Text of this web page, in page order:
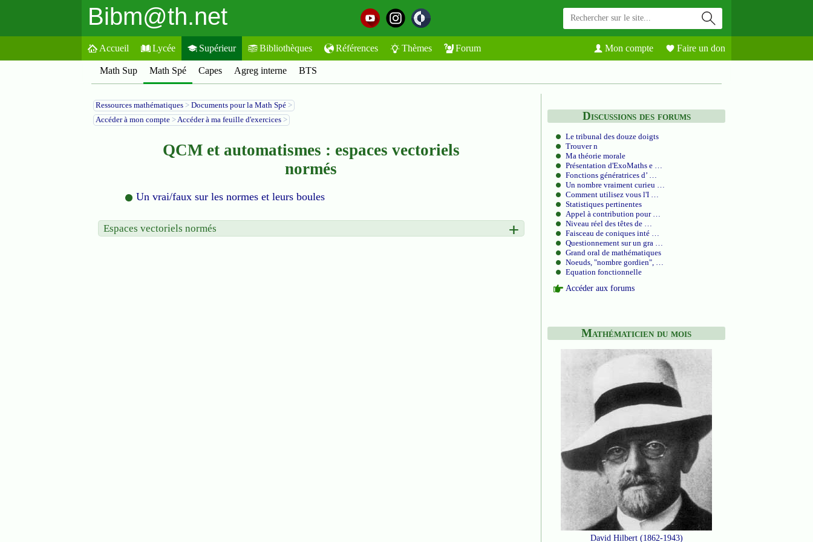
Bibm@th.net
Accueil Lycée Supérieur Bibliothèques Références Thèmes Forum Mon compte Faire un don
Math Sup Math Spé Capes Agreg interne BTS
Ressources mathématiques > Documents pour la Math Spé >
Accéder à mon compte >Accéder à ma feuille d'exercices >
QCM et automatismes : espaces vectoriels
normés
Un vrai/faux sur les normes et leurs boules
Espaces vectoriels normés
Discussions des forums
Le tribunal des douze doigts
Trouver n
Ma théorie morale
Présentation d'ExoMaths e …
Fonctions génératrices d’ …
Un nombre vraiment curieu …
Comment utilisez vous l'I …
Statistiques pertinentes
Appel à contribution pour …
Niveau réel des têtes de …
Faisceau de coniques inté …
Questionnement sur un gra …
Grand oral de mathématiques
Noeuds, "nombre gordien", …
Equation fonctionnelle
Accéder aux forums
Mathématicien du mois
David Hilbert (1862-1943)